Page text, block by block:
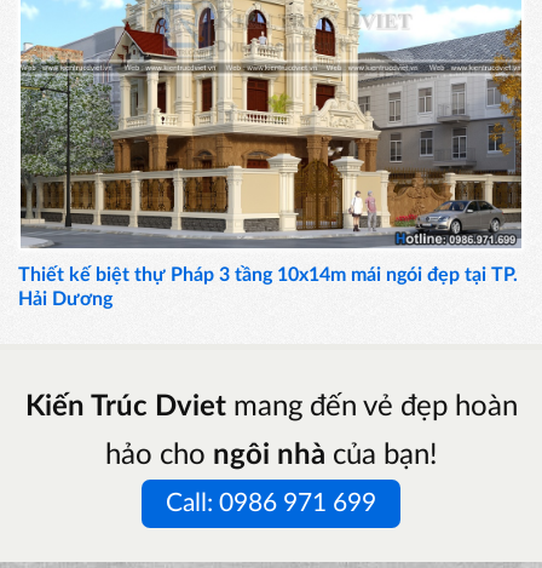
Thiết kế biệt thự Pháp 3 tầng 10x14m mái ngói đẹp tại TP.
Hải Dương
Kiến Trúc Dvietmang đến vẻ đẹp hoàn
hảo cho ngôi nhà của bạn!
Call: 0986 971 699